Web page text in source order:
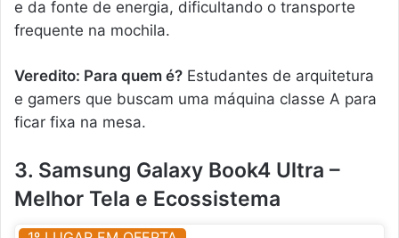
e da fonte de energia, dificultando o transporte
frequente na mochila.
Veredito: Para quem é? Estudantes de arquitetura
e gamers que buscam uma máquina classe A para
ficar fixa na mesa.
3. Samsung Galaxy Book4 Ultra –
Melhor Tela e Ecossistema